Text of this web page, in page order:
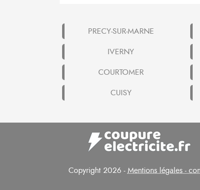
PRECY-SUR-MARNE
IVERNY
COURTOMER
CUISY
Copyright 2026 -Mentions légales -